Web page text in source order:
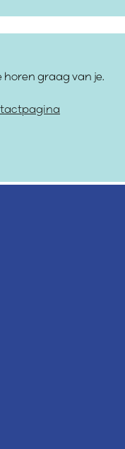
horen graag van je.